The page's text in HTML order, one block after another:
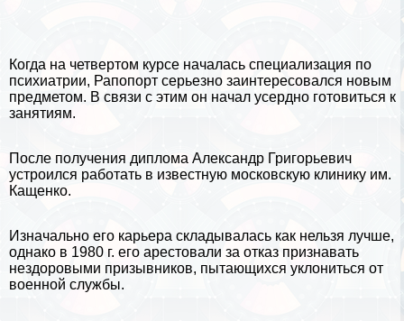
Когда на четвертом курсе началась специализация по
психиатрии, Рапопорт серьезно заинтересовался новым
предметом. В связи с этим он начал усердно готовиться к
занятиям.
После получения диплома Александр Григорьевич
устроился работать в известную московскую клинику им.
Кащенко.
Изначально его карьера складывалась как нельзя лучше,
однако в 1980 г. его арестовали за отказ признавать
нездоровыми призывников, пытающихся уклониться от
военной службы.